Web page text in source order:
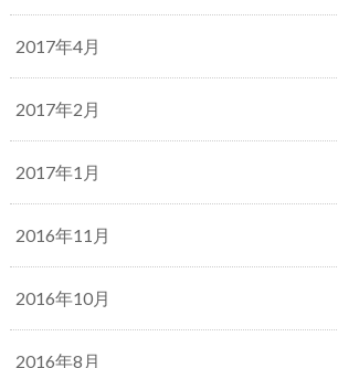
2017年4月
2017年2月
2017年1月
2016年11月
2016年10月
2016年8月